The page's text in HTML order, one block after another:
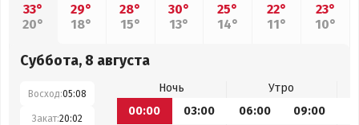
33°
20°
29°
18°
28°
15°
30°
13°
25°
14°
22°
11°
23°
10°
Суббота, 8 августа
Восход:05:08
Закат:20:02
Ночь
Утро
00:00
03:00 06:00 09:00